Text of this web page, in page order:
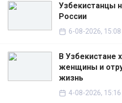
Узбекистанцы
России
6-08-2026, 15:08
В Узбекистане
женщины и
жизнь
4-08-2026, 15:16